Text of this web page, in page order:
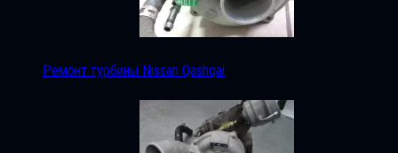
Ремонт турбины Nissan Qashqai